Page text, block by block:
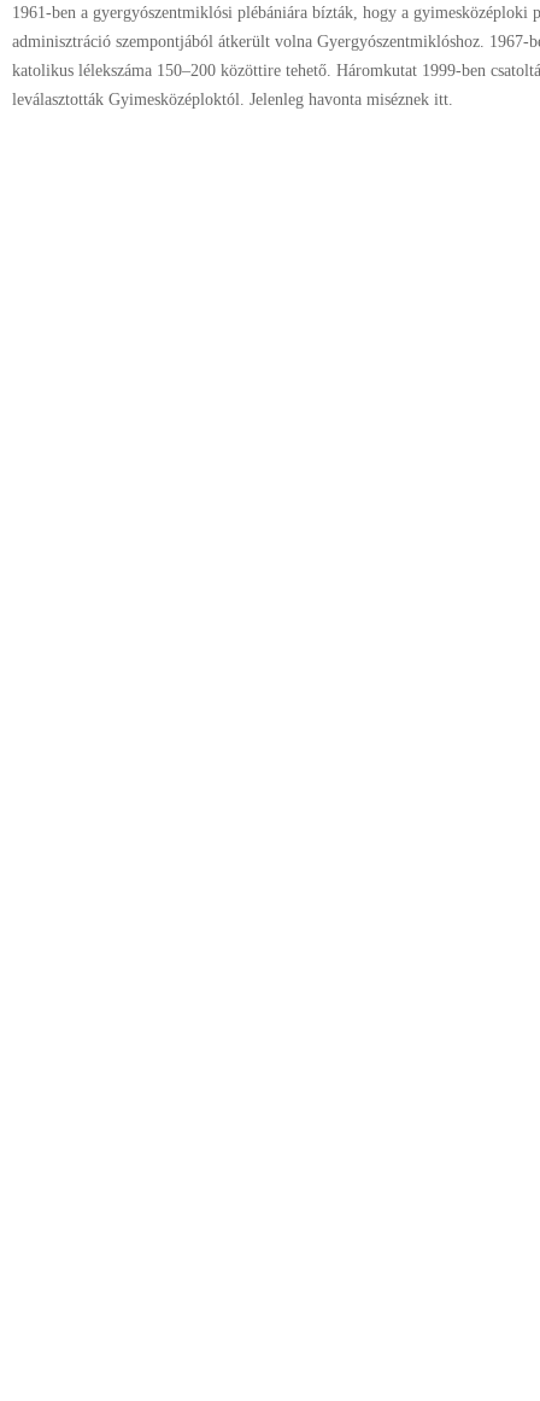
1961-ben a gyergyószentmiklósi plébániára bízták, hogy a gyimesközéploki
adminisztráció szempontjából átkerült volna Gyergyószentmiklóshoz. 1967-
katolikus lélekszáma 150–200 közöttire tehető. Háromkutat 1999-ben
leválasztották Gyimesközéploktól. Jelenleg havonta miséznek itt.